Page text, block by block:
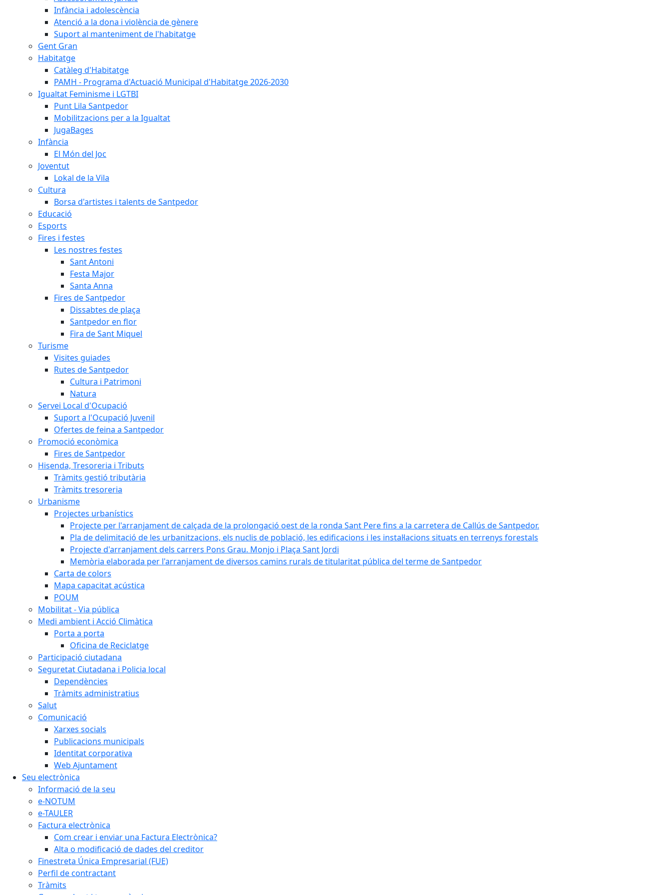
Infància i adolescència
Atenció a la dona i violència de gènere
Suport al manteniment de l'habitatge
Gent Gran
Habitatge
Catàleg d'Habitatge
PAMH - Programa d'Actuació Municipal d'Habitatge 2026-2030
Igualtat Feminisme i LGTBI
Punt Lila Santpedor
Mobilitzacions per a la Igualtat
JugaBages
Infància
El Món del Joc
Joventut
Lokal de la Vila
Cultura
Borsa d'artistes i talents de Santpedor
Educació
Esports
Fires i festes
Les nostres festes
Sant Antoni
Festa Major
Santa Anna
Fires de Santpedor
Dissabtes de plaça
Santpedor en flor
Fira de Sant Miquel
Turisme
Visites guiades
Rutes de Santpedor
Cultura i Patrimoni
Natura
Servei Local d'Ocupació
Suport a l'Ocupació Juvenil
Ofertes de feina a Santpedor
Promoció econòmica
Fires de Santpedor
Hisenda, Tresoreria i Tributs
Tràmits gestió tributària
Tràmits tresoreria
Urbanisme
Projectes urbanístics
Projecte per l'arranjament de calçada de la prolongació oest de la ronda Sant Pere fins a la carretera de Callús de Santpedor.
Pla de delimitació de les urbanitzacions, els nuclis de població, les edificacions i les instal·lacions situats en terrenys forestals
Projecte d'arranjament dels carrers Pons Grau. Monjo i Plaça Sant Jordi
Memòria elaborada per l'arranjament de diversos camins rurals de titularitat pública del terme de Santpedor
Carta de colors
Mapa capacitat acústica
POUM
Mobilitat - Via pública
Medi ambient i Acció Climàtica
Porta a porta
Oficina de Reciclatge
Participació ciutadana
Seguretat Ciutadana i Policia local
Dependències
Tràmits administratius
Salut
Comunicació
Xarxes socials
Publicacions municipals
Identitat corporativa
Web Ajuntament
Seu electrònica
Informació de la seu
e-NOTUM
e-TAULER
Factura electrònica
Com crear i enviar una Factura Electrònica?
Alta o modificació de dades del creditor
Finestreta Única Empresarial (FUE)
Perfil de contractant
Tràmits